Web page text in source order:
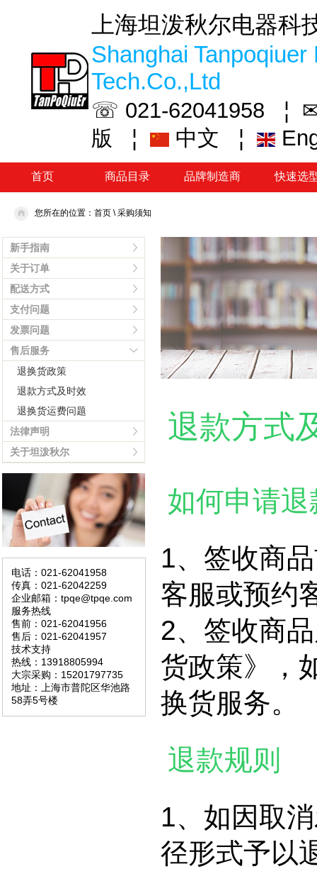
上海坦泼秋尔电器科
Shanghai
Tech.Co.,Ltd
☏ 021-62041958 ¦
版
¦ 中文 ¦
首页 商品目录 品牌制造商 快速选
您所在的位置： 首页 \采购须知
新手指南
关于订单
配送方式
支付问题
发票问题
售后服务
退换货政策
退款方式及时效
退换货运费问题
法律声明
关于坦泼秋尔
电话：021-62041958
传真：021-62042259
企业邮箱：tpqe@tpqe.com
服务热线
售前：021-62041956
售后：021-62041957
技术支持
热线：13918805994
大宗采购：15201797735
地址：上海市普陀区华池路
58弄5号楼
退款方式
如何申请退
1、签收商
客服或预约
2、签收商
货政策》，
换货服务。
退款规则
1、如因取
径形式予以